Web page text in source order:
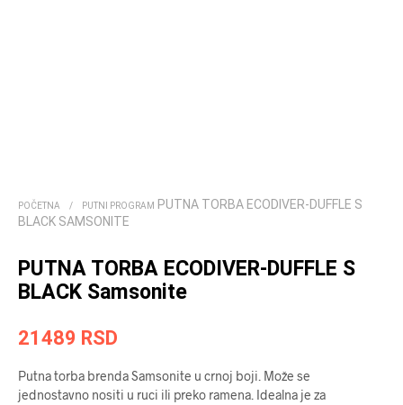
POČETNA / PUTNI PROGRAM
PUTNA TORBA ECODIVER-DUFFLE S
BLACK SAMSONITE
PUTNA TORBA ECODIVER-DUFFLE S
BLACK Samsonite
21489 RSD
Putna torba brenda Samsonite u crnoj boji. Može se
jednostavno nositi u ruci ili preko ramena. Idealna je za